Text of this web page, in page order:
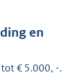
en
€ 5.000, -.